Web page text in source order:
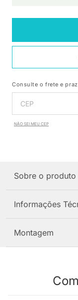
Consulte o frete e
NÃO SEI MEU CEP
Sobre o produto
Informações
Montagem